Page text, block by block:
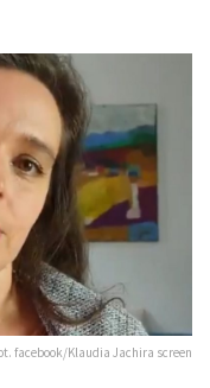
facebook/Klaudia Jachira screen